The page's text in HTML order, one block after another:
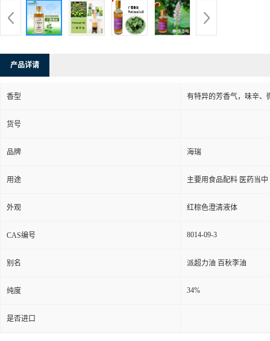
产品详请
香型 有特异的芳香气，味辛、
货号
品牌 海瑞
用途 主要用食品配料 医药当中
外观 红棕色澄清液体
CAS编号 8014-09-3
别名 派超力油 百秋李油
纯度 34%
是否进口